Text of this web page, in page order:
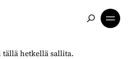
tällä hetkellä sallita.